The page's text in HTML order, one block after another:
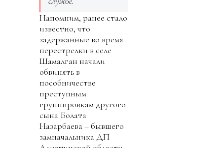
Напомним, ранее стало
известно, что
задержанные во время
перестрелки в селе
Шамалган начали
обвинять в
пособничестве
преступным
группировкам другого
сына Болата
Назарбаева – бывшего
замначальника ДП